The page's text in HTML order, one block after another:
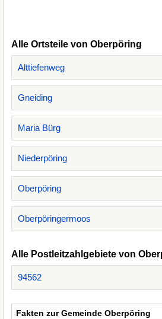
Alle Ortsteile von Oberpöring
Alttiefenweg
Gneiding
Maria Bürg
Niederpöring
Oberpöring
Oberpöringermoos
Alle Postleitzahlgebiete von
94562
Fakten zur Gemeinde Oberpöring